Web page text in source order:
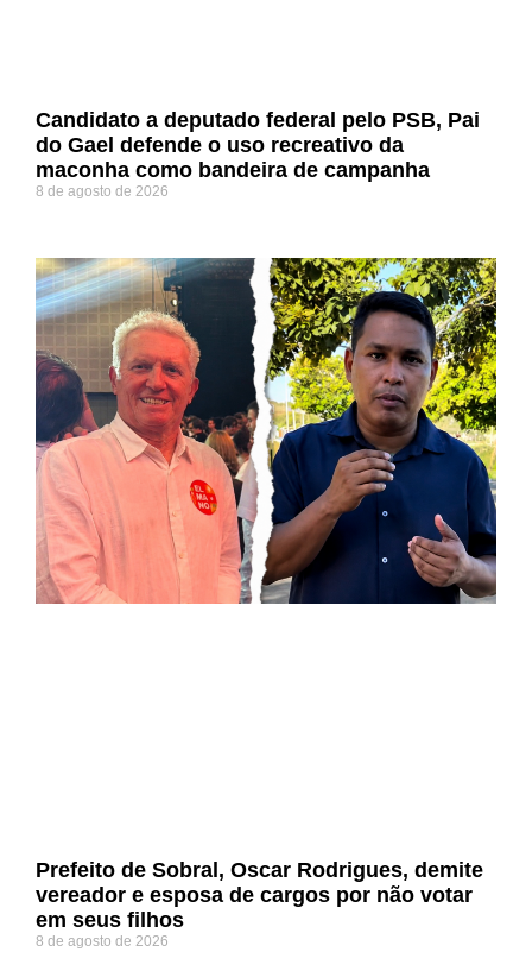
Candidato a deputado federal pelo PSB, Pai
do Gael defende o uso recreativo da
maconha como bandeira de campanha
8 de agosto de 2026
Prefeito de Sobral, Oscar Rodrigues, demite
vereador e esposa de cargos por não votar
em seus filhos
8 de agosto de 2026